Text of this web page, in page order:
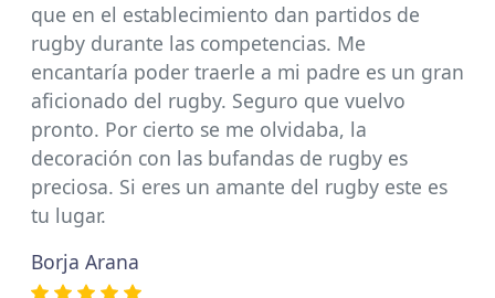
que en el establecimiento dan partidos de
rugby durante las competencias. Me
encantaría poder traerle a mi padre es un gran
aficionado del rugby. Seguro que vuelvo
pronto. Por cierto se me olvidaba, la
decoración con las bufandas de rugby es
preciosa. Si eres un amante del rugby este es
tu lugar.
Borja Arana